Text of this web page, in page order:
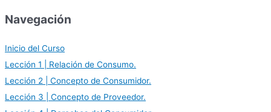
Navegación
Inicio del Curso
Lección 1 | Relación de Consumo.
Lección 2 | Concepto de Consumidor.
Lección 3 | Concepto de Proveedor.